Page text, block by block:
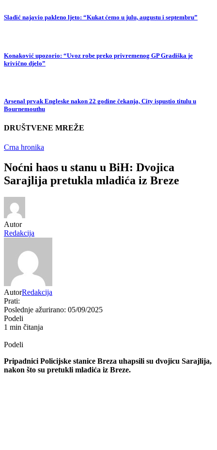
Sladić najavio pakleno ljeto: “Kukat ćemo u julu, augustu i septembru”
Konaković upozorio: “Uvoz robe preko privremenog GP Gradiška je
krivično djelo”
Arsenal prvak Engleske nakon 22 godine čekanja, City ispustio titulu u
Bournemouthu
DRUŠTVENE MREŽE
Crna hronika
Noćni haos u stanu u BiH: Dvojica
Sarajlija pretukla mladića iz Breze
Autor
Redakcija
AutorRedakcija
Prati:
Poslednje ažurirano: 05/09/2025
Podeli
1 min čitanja
Podeli
Pripadnici Policijske stanice Breza uhapsili su dvojicu Sarajlija,
nakon što su pretukli mladića iz Breze.